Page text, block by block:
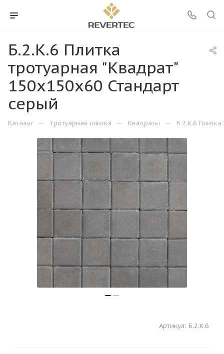
Б.2.К.6 Плитка
тротуарная "Квадрат"
150х150х60 Стандарт
серый
Каталог — Тротуарная плитка — Квадраты — Б.2.К.6
Артикул: Б.2.К.6